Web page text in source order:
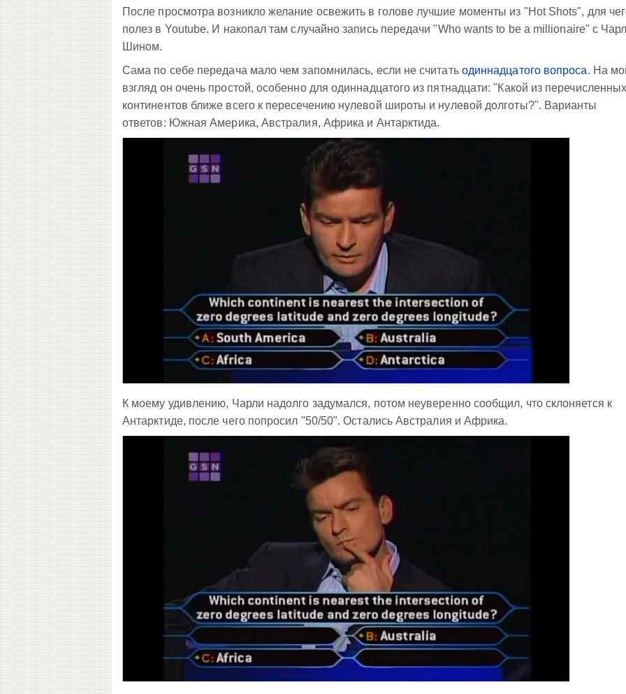
После просмотра возникло желание освежить в голове лучшие моменты из "Hot Shots", для
полез в Youtube. И накопал там случайно запись передачи "Who wants to be a millionaire" с
Шином.
Сама по себе передача мало чем запомнилась, если не считать одиннадцатого вопроса. На
взгляд он очень простой, особенно для одиннадцатого из пятнадцати: "Какой из
континентов ближе всего к пересечению нулевой широты и нулевой долготы?". Варианты
ответов: Южная Америка, Австралия, Африка и Антарктида.
К моему удивлению, Чарли надолго задумался, потом неуверенно сообщил, что склоняется к
Антарктиде, после чего попросил "50/50". Остались Австралия и Африка.